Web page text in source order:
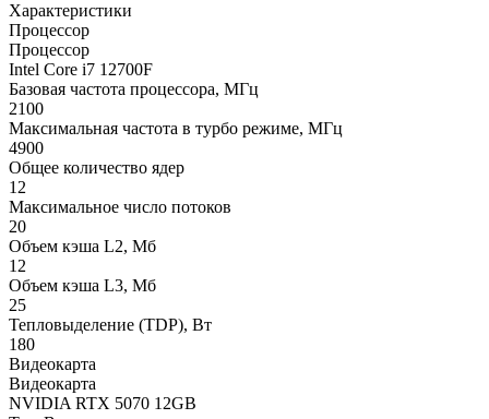
Характеристики
Процессор
Процессор
Intel Core i7 12700F
Базовая частота процессора, МГц
2100
Максимальная частота в турбо режиме, МГц
4900
Общее количество ядер
12
Максимальное число потоков
20
Объем кэша L2, Мб
12
Объем кэша L3, Мб
25
Тепловыделение (TDP), Вт
180
Видеокарта
Видеокарта
NVIDIA RTX 5070 12GB